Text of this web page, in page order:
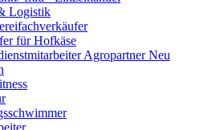
Logistik
für Hofkäse
Agropartner Neu